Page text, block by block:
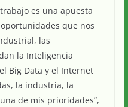
es una apuesta
que nos
las
la Inteligencia
Big Data y el Internet
la industria, la
de mis prioridades”,